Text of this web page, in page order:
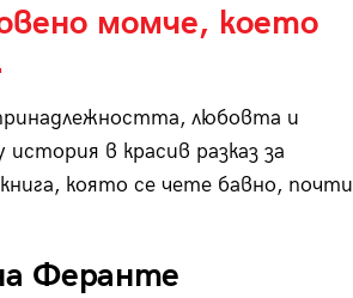
момче, което
любовта и
в красив разказ за
която се чете бавно, почти
Феранте